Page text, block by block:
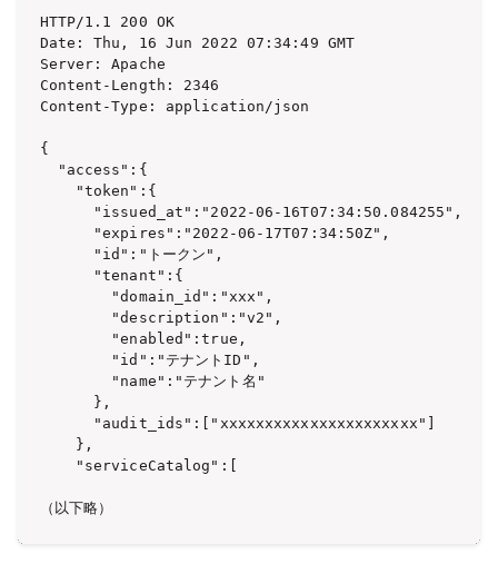
HTTP/1.1 200 OK
Date: Thu, 16 Jun 2022 07:34:49 GMT
Server: Apache
Content-Length: 2346
Content-Type: application/json
{
  "access":{
    "token":{
      "issued_at":"2022-06-16T07:34:50.084255",
      "expires":"2022-06-17T07:34:50Z",
      "id":"トークン",
      "tenant":{
        "domain_id":"xxx",
        "description":"v2",
        "enabled":true,
        "id":"テナントID",
        "name":"テナント名"
      },
      "audit_ids":["xxxxxxxxxxxxxxxxxxxxxx"]
    },
    "serviceCatalog":[
（以下略）